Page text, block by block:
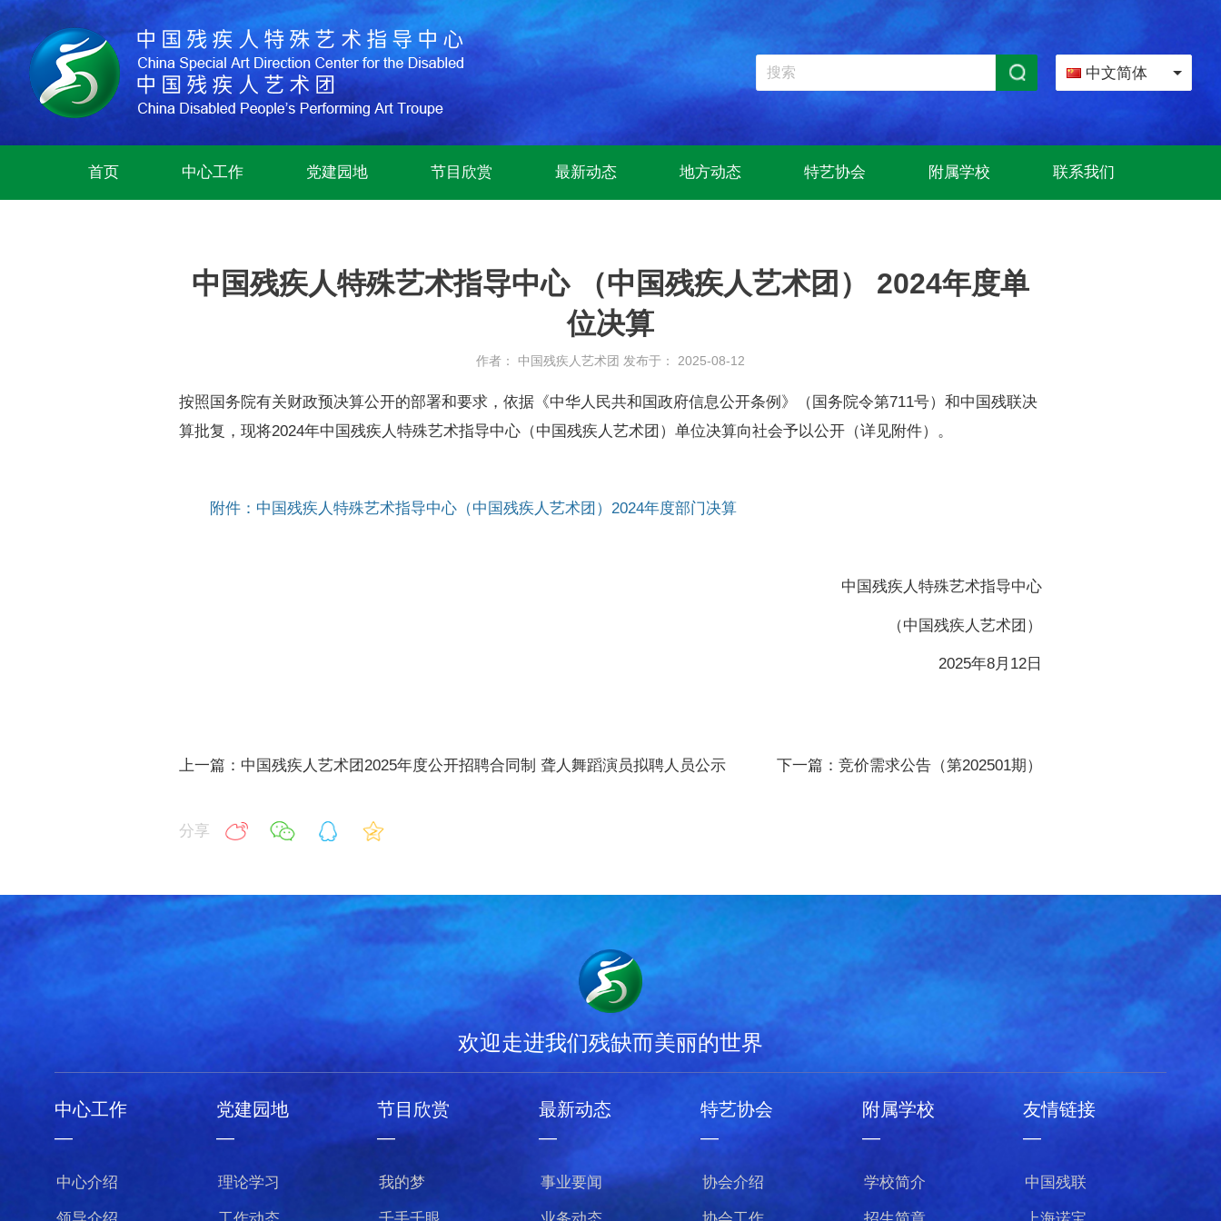
中文简体
首页 中心工作 党建园地 节目欣赏 最新动态 地方动态 特艺协会 附属学校 联系我们
中国残疾人特殊艺术指导中心 （中国残疾人艺术团） 2024年度单
位决算
作者： 中国残疾人艺术团 发布于： 2025-08-12
按照国务院有关财政预决算公开的部署和要求，依据《中华人民共和国政府信息公开条例》（国务院令第711号）和中国残联决
算批复，现将2024年中国残疾人特殊艺术指导中心（中国残疾人艺术团）单位决算向社会予以公开（详见附件）。
附件：中国残疾人特殊艺术指导中心（中国残疾人艺术团）2024年度部门决算
中国残疾人特殊艺术指导中心
（中国残疾人艺术团）
2025年8月12日
上一篇：中国残疾人艺术团2025年度公开招聘合同制 聋人舞蹈演员拟聘人员公示 下一篇：竞价需求公告（第202501期）
分享
欢迎走进我们残缺而美丽的世界
中心工作
—
中心介绍
党建园地
—
理论学习
节目欣赏
—
我的梦
最新动态
—
事业要闻
特艺协会
—
协会介绍
附属学校
—
学校简介
友情链接
—
中国残联